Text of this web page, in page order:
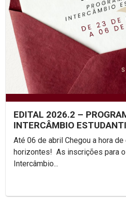
EDITAL 2026.2 –
INTERCÂMBIO
Até 06 de abril Chegou a hora de expandir seus
horizontes! As inscrições para o Programa de
Intercâmbio...